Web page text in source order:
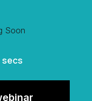
Soon
secs